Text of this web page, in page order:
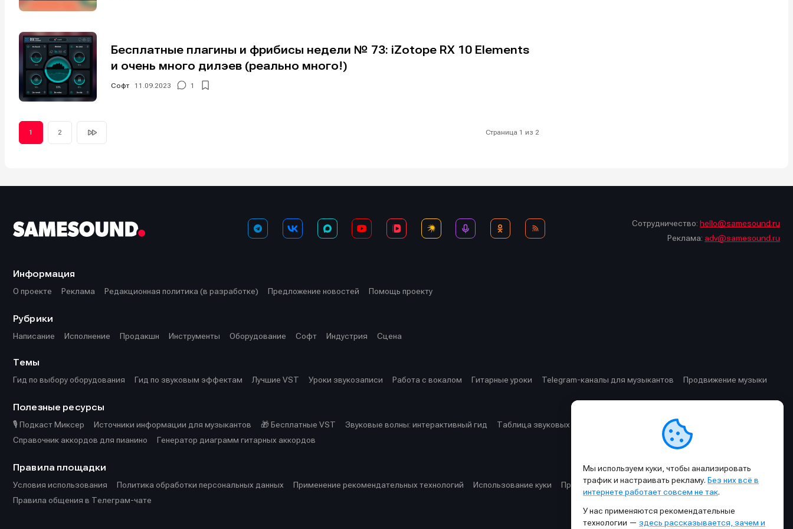
Бесплатные плагины и фрибисы недели № 73: iZotope RX 10 Elements
и очень много дилэев (реально много!)
Софт 11.09.2023 1
1 2 Страница 1 из 2
Сотрудничество: hello@samesound.ru
Реклама: adv@samesound.ru
Информация
О проекте
Реклама Редакционная политика (в разработке) Предложение новостей Помощь проекту
Рубрики
Написание
Исполнение Продакшн Инструменты Оборудование Софт Индустрия Сцена
Темы
Гид по выбору оборудования
Гид по звуковым эффектам Лучшие VST Уроки звукозаписи Работа с вокалом Гитарные уроки Telegram-каналы для музыкантов Продвижение музыки
Полезные ресурсы
🎙️ Подкаст Миксер
Источники информации для музыкантов 🎁 Бесплатные VST Звуковые волны: интерактивный гид Таблица звуковых частот
Cхемы прохождения сигнала
Справочник аккордов для пианино
Генератор диаграмм гитарных аккордов
Правила площадки
Условия использования
Политика обработки персональных данных Применение рекомендательных технологий Использование куки
Правила публикации материалов и общения
Правила общения в Телеграм-чате
Мы используем куки, чтобы анализировать
трафик и настраивать рекламу. Без них всё в
интернете работает совсем не так.
У нас применяются рекомендательные
технологии — здесь рассказывается, зачем и